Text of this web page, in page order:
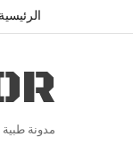
الرئيسية
مدونة